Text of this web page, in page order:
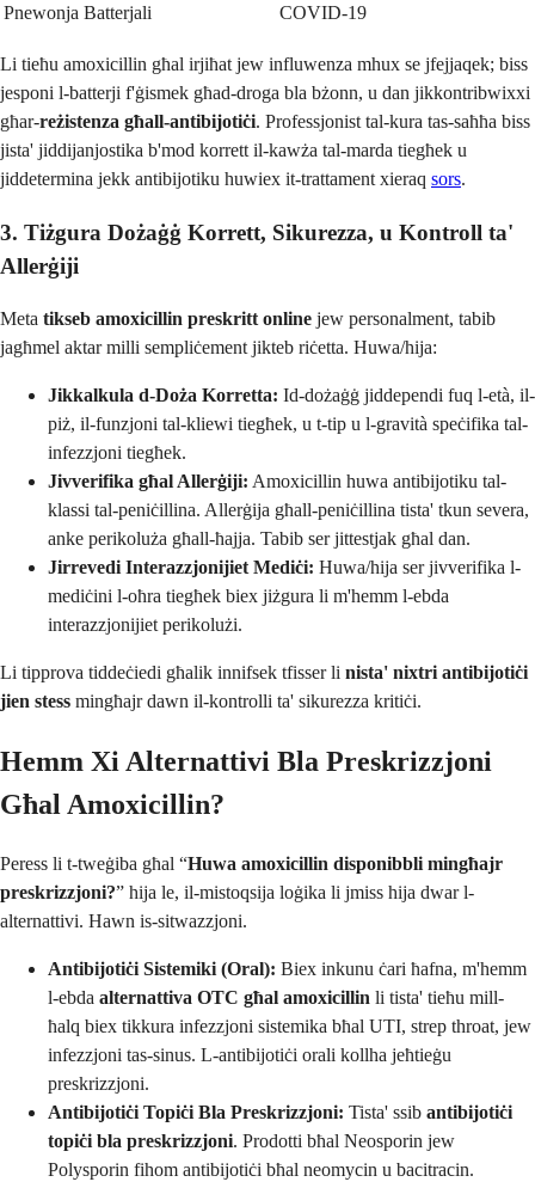
Pnewonja Batterjali
COVID-19
Li tieħu amoxicillin għal irjiħat jew influwenza mhux se jfejjaqek; biss
jesponi l-batterji f'ġismek għad-droga bla bżonn, u dan jikkontribwixxi
għar-reżistenza għall-antibijotiċi. Professjonist tal-kura tas-saħħa biss
jista' jiddijanjostika b'mod korrett il-kawża tal-marda tiegħek u
jiddetermina jekk antibijotiku huwiex it-trattament xieraq sors.
3. Tiżgura Dożaġġ Korrett, Sikurezza, u Kontroll ta'
Allerġiji
Meta tikseb amoxicillin preskritt online jew personalment, tabib
jagħmel aktar milli sempliċement jikteb riċetta. Huwa/hija:
Jikkalkula d-Doża Korretta: Id-dożaġġ jiddependi fuq l-età, il-
piż, il-funzjoni tal-kliewi tiegħek, u t-tip u l-gravità speċifika tal-
infezzjoni tiegħek.
Jivverifika għal Allerġiji: Amoxicillin huwa antibijotiku tal-
klassi tal-peniċillina. Allerġija għall-peniċillina tista' tkun severa,
anke perikoluża għall-ħajja. Tabib ser jittestjak għal dan.
Jirrevedi Interazzjonijiet Mediċi: Huwa/hija ser jivverifika l-
mediċini l-oħra tiegħek biex jiżgura li m'hemm l-ebda
interazzjonijiet perikolużi.
Li tipprova tiddeċiedi għalik innifsek tfisser li nista' nixtri antibijotiċi
jien stess mingħajr dawn il-kontrolli ta' sikurezza kritiċi.
Hemm Xi Alternattivi Bla Preskrizzjoni
Għal Amoxicillin?
Peress li t-tweġiba għal “Huwa amoxicillin disponibbli mingħajr
preskrizzjoni?” hija le, il-mistoqsija loġika li jmiss hija dwar l-
alternattivi. Hawn is-sitwazzjoni.
Antibijotiċi Sistemiki (Oral): Biex inkunu ċari ħafna, m'hemm
l-ebda alternattiva OTC għal amoxicillin li tista' tieħu mill-
ħalq biex tikkura infezzjoni sistemika bħal UTI, strep throat, jew
infezzjoni tas-sinus. L-antibijotiċi orali kollha jeħtieġu
preskrizzjoni.
Antibijotiċi Topiċi Bla Preskrizzjoni: Tista' ssib antibijotiċi
topiċi bla preskrizzjoni. Prodotti bħal Neosporin jew
Polysporin fihom antibijotiċi bħal neomycin u bacitracin.